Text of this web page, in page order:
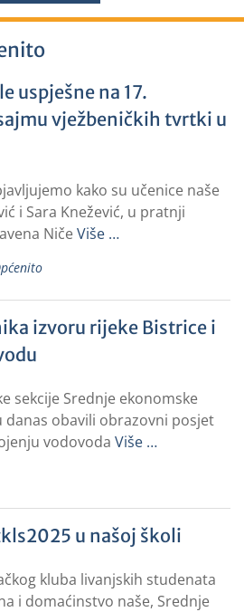
uspješne na 17.
vježbeničkih tvrtki u
kako su učenice naše
i Sara Knežević, u pratnji
NičeViše …
izvoru rijeke Bistrice i
sekcije Srednje ekonomske
danas obavili obrazovni posjet
vodovoda Više …
u našoj školi
kluba livanjskih studenata
i domaćinstvo naše, Srednje